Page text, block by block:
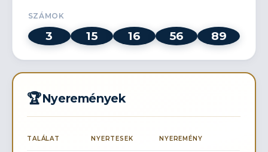
SZÁMOK
3 15 16 56 89
🏆Nyeremények
TALÁLAT NYERTESEK NYEREMÉNY